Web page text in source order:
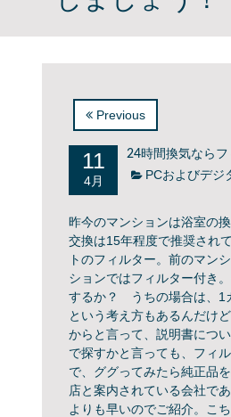
Previous
11
4月
24時間換気ならフ
PCおよびデジ
昨今のマンションは浴室の
交換は15年程度で推奨され
トのフィルター。前のマン
ションではフィルター付き
するか？ うちの場合は、1
という考え方もあるんだけ
からと言って、説明書につ
で探すかと言っても、フィ
で、ググってみたら純正品
店と案内されている会社で
よりも早いのでご紹介。
こ